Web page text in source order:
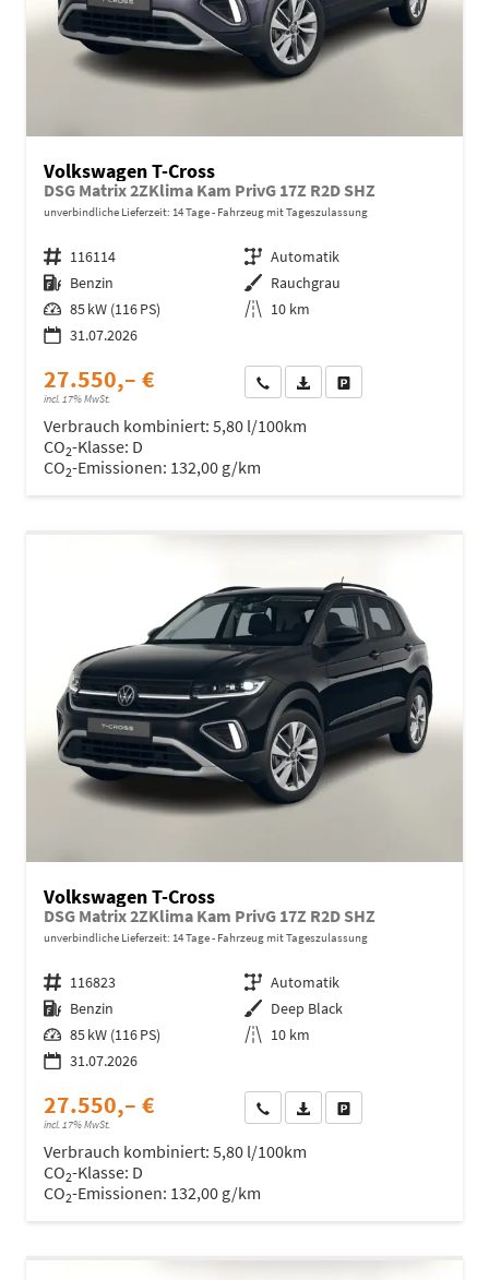
Volkswagen T-Cross
DSG Matrix 2ZKlima Kam PrivG 17Z R2D SHZ
unverbindliche Lieferzeit: 14 Tage Fahrzeug mit Tageszulassung
Fahrzeugnr. 116114 Getriebe Automatik
Kraftstoff Benzin Außenfarbe Rauchgrau
Leistung 85 kW (116 PS) Kilometerstand 10 km
31.07.2026
27.550,– €
incl. 17% MwSt.
Wir rufen Sie anFahrzeugexposé (PDF)
Verbrauch kombiniert: 5,80 l/100km
CO2-Klasse: D
CO2-Emissionen: 132,00 g/km
Volkswagen T-Cross
DSG Matrix 2ZKlima Kam PrivG 17Z R2D SHZ
unverbindliche Lieferzeit: 14 Tage Fahrzeug mit Tageszulassung
Fahrzeugnr. 116823 Getriebe Automatik
Kraftstoff Benzin Außenfarbe Deep Black
Leistung 85 kW (116 PS) Kilometerstand 10 km
31.07.2026
27.550,– €
incl. 17% MwSt.
Wir rufen Sie anFahrzeugexposé (PDF)
Verbrauch kombiniert: 5,80 l/100km
CO2-Klasse: D
CO2-Emissionen: 132,00 g/km